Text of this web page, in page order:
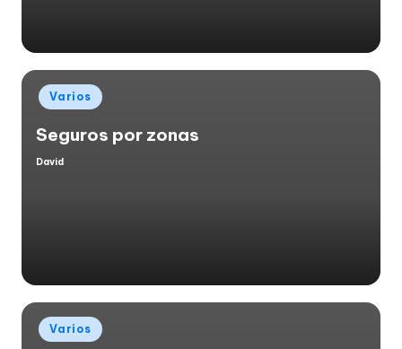
Publicado
en
Varios
Seguros por zonas
Publicado
David
Publicado
en
Varios